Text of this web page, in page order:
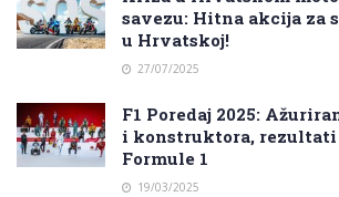
savezu: Hitna akcija za
u Hrvatskoj!
27/07/2025
F1 Poredaj 2025:
i konstruktora, rezultati
Formule 1
19/03/2025